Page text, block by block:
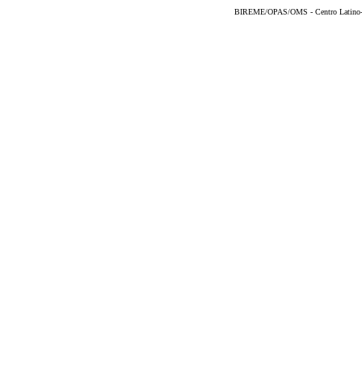
BIREME/OPAS/OMS - Centro Latino-